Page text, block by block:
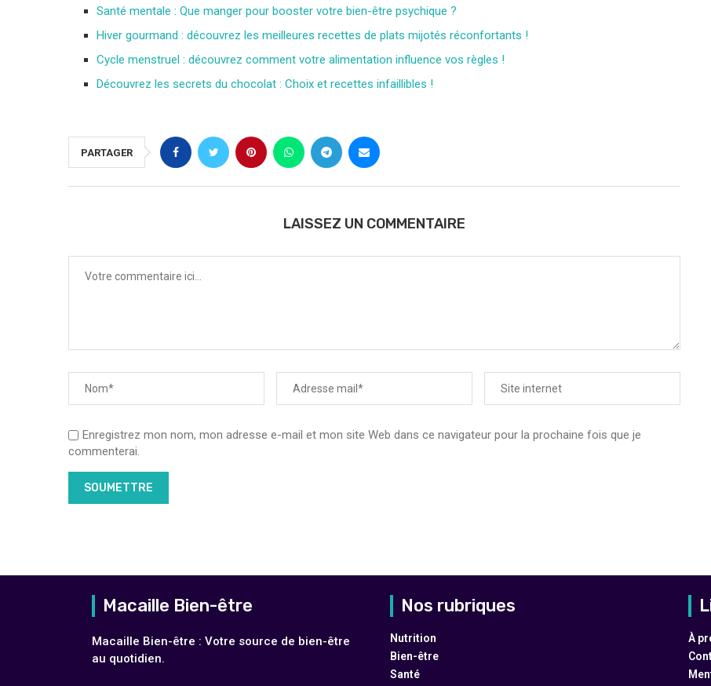
Santé mentale : Que manger pour booster votre bien-être psychique ?
Hiver gourmand : découvrez les meilleures recettes de plats mijotés réconfortants !
Cycle menstruel : découvrez comment votre alimentation influence vos règles !
Découvrez les secrets du chocolat : Choix et recettes infaillibles !
PARTAGER
LAISSEZ UN COMMENTAIRE
Enregistrez mon nom, mon adresse e-mail et mon site Web dans ce navigateur pour la prochaine fois que je
commenterai.
Macaille Bien-être
Macaille Bien-être : Votre source de bien-être
au quotidien.
Nos rubriques
Nutrition
Bien-être
Santé
À